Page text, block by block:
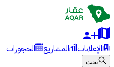
الإعلانات المشاريع الحجوزات
بحث